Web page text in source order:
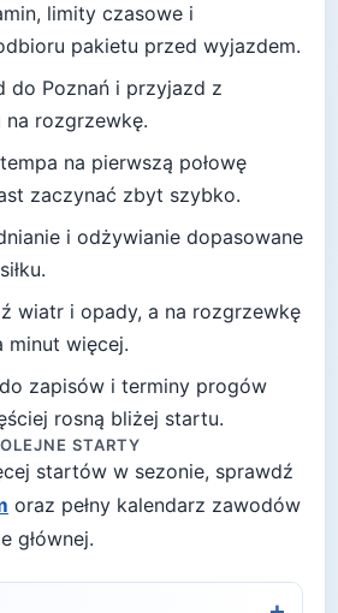
limity czasowe i
pakietu przed wyjazdem.
do Poznań i przyjazd z
na rozgrzewkę.
na pierwszą połowę
zaczynać zbyt szybko.
i odżywianie dopasowane
wiatr i opady, a na rozgrzewkę
minut więcej.
zapisów i terminy progów
rosną bliżej startu.
STARTY
startów w sezonie, sprawdź
oraz pełny kalendarz zawodów
głównej.